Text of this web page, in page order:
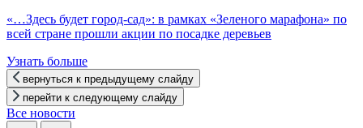
«…Здесь будет город-сад»: в рамках «Зеленого марафона» по
всей стране прошли акции по посадке деревьев
Узнать больше
вернуться к предыдущему слайду
перейти к следующему слайду
Все новости